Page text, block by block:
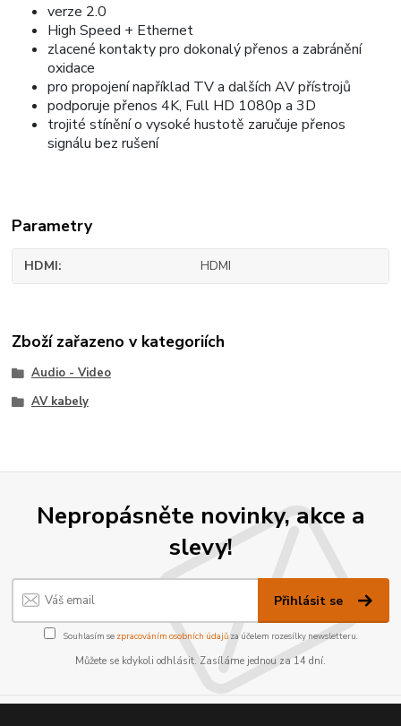
verze 2.0
High Speed + Ethernet
zlacené kontakty pro dokonalý přenos a zabránění
oxidace
pro propojení například TV a dalších AV přístrojů
podporuje přenos 4K, Full HD 1080p a 3D
trojité stínění o vysoké hustotě zaručuje přenos
signálu bez rušení
Parametry
HDMI HDMI
Zboží zařazeno v kategoriích
Audio - Video
AV kabely
Nepropásněte novinky, akce a
slevy!
Přihlásit se
Souhlasím se zpracováním osobních údajůza účelem rozesílky newsletteru.
Můžete se kdykoli odhlásit. Zasíláme jednou za 14 dní.